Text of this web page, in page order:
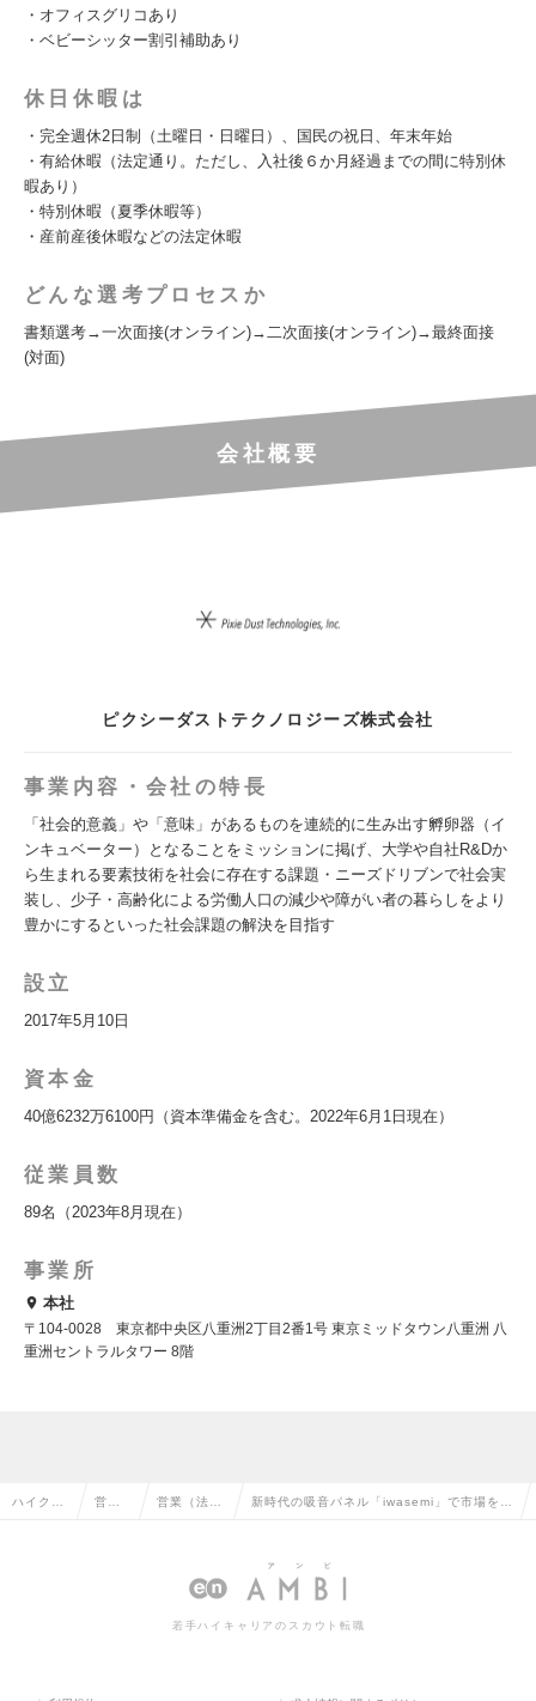
・オフィスグリコあり
・ベビーシッター割引補助あり
休日休暇は
・完全週休2日制（土曜日・日曜日）、国民の祝日、年末年始
・有給休暇（法定通り。ただし、入社後６か月経過までの間に特別休
暇あり）
・特別休暇（夏季休暇等）
・産前産後休暇などの法定休暇
どんな選考プロセスか
書類選考→一次面接(オンライン)→二次面接(オンライン)→最終面接
(対面)
会社概要
ピクシーダストテクノロジーズ株式会社
事業内容・会社の特長
「社会的意義」や「意味」があるものを連続的に生み出す孵卵器（イ
ンキュベーター）となることをミッションに掲げ、大学や自社R&Dか
ら生まれる要素技術を社会に存在する課題・ニーズドリブンで社会実
装し、少子・高齢化による労働人口の減少や障がい者の暮らしをより
豊かにするといった社会課題の解決を目指す
設立
2017年5月10日
資本金
40億6232万6100円（資本準備金を含む。2022年6月1日現在）
従業員数
89名（2023年8月現在）
事業所
本社
〒104-0028 東京都中央区八重洲2丁目2番1号 東京ミッドタウン八重洲 八
重洲セントラルタワー 8階
ハイクラ 営業 営業（法人 新時代の吸音パネル「iwasemi」で市場を切
人情報
若手ハイキャリアのスカウト転職